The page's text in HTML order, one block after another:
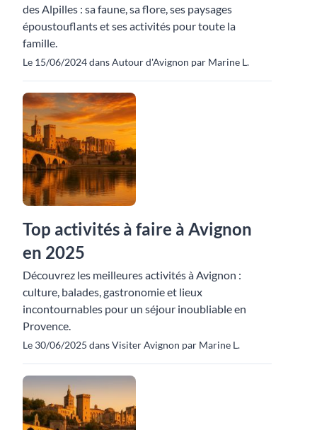
des Alpilles : sa faune, sa flore, ses paysages
époustouflants et ses activités pour toute la
famille.
Le 15/06/2024 dans Autour d'Avignon par Marine L.
Top activités à faire à Avignon
en 2025
Découvrez les meilleures activités à Avignon :
culture, balades, gastronomie et lieux
incontournables pour un séjour inoubliable en
Provence.
Le 30/06/2025 dans Visiter Avignon par Marine L.